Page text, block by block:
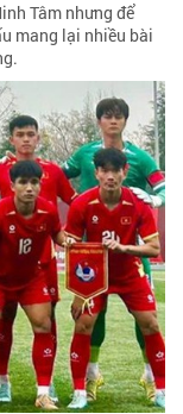
Tâm nhưng để
mang lại nhiều bài